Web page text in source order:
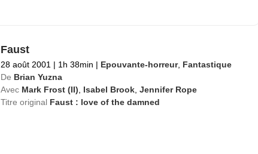
Faust
28 août 2001 | 1h 38min | Epouvante-horreur, Fantastique
De Brian Yuzna
Avec Mark Frost (II) Isabel Brook, Jennifer Rope
Titre original Faust : love of the damned